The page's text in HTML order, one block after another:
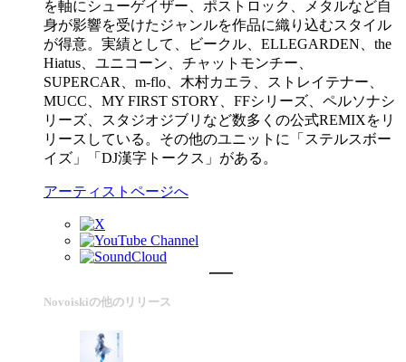
を軸にシューゲイザー、ポストロック、メタルなど自
身が影響を受けたジャンルを作品に織り込むスタイル
が得意。実績として、ビークル、ELLEGARDEN、the
Hiatus、ユニコーン、チャットモンチー、
SUPERCAR、m-flo、木村カエラ、ストレイテナー、
MUCC、MY FIRST STORY、FFシリーズ、ペルソナシ
リーズ、スタジオジブリなど数多くの公式REMIXをリ
リースしている。その他のユニットに「ステルスボー
イズ」「DJ漢字トークス」がある。
アーティストページへ
Novoiskiの他のリリース